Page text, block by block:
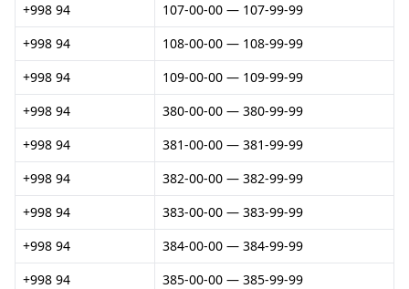
+998 94
107-00-00 — 107-99-99
+998 94
108-00-00 — 108-99-99
+998 94
109-00-00 — 109-99-99
+998 94
380-00-00 — 380-99-99
+998 94
381-00-00 — 381-99-99
+998 94
382-00-00 — 382-99-99
+998 94
383-00-00 — 383-99-99
+998 94
384-00-00 — 384-99-99
+998 94
385-00-00 — 385-99-99